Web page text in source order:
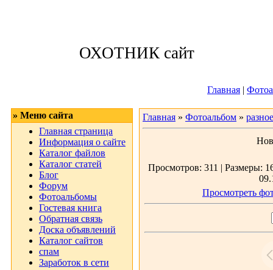
ОХОТНИК сайт
Главная |
» Меню сайта
Главная страница
Информация о сайте
Каталог файлов
Каталог статей
Блог
Форум
Фотоальбомы
Гостевая книга
Обратная связь
Доска объявлений
Каталог сайтов
спам
Заработок в сети
Главная » Фотоальбом » разное
Просмотров: 311 | Размеры:
Просмотреть